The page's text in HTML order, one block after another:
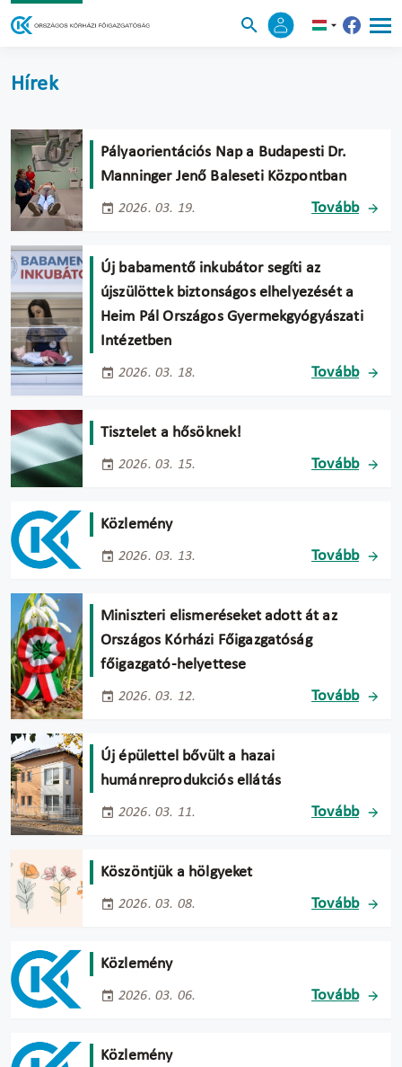
Hírek
Pályaorientációs Nap a Budapesti Dr.
Manninger Jenő Baleseti Központban
2026. 03. 19. Tovább
Új babamentő inkubátor segíti az
újszülöttek biztonságos elhelyezését a
Heim Pál Országos Gyermekgyógyászati
Intézetben
2026. 03. 18. Tovább
Tisztelet a hősöknek!
2026. 03. 15. Tovább
Közlemény
2026. 03. 13. Tovább
Miniszteri elismeréseket adott át az
Országos Kórházi Főigazgatóság
főigazgató-helyettese
2026. 03. 12. Tovább
Új épülettel bővült a hazai
humánreprodukciós ellátás
2026. 03. 11. Tovább
Köszöntjük a hölgyeket
2026. 03. 08. Tovább
Közlemény
2026. 03. 06. Tovább
Közlemény